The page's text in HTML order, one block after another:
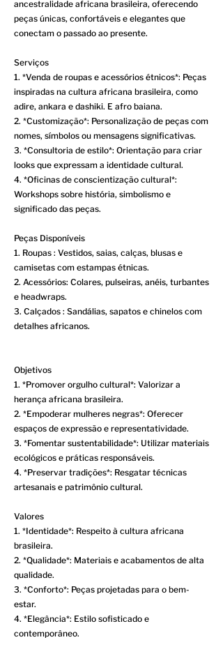
ancestralidade africana brasileira, oferecendo
peças únicas, confortáveis e elegantes que
conectam o passado ao presente.
Serviços
1. *Venda de roupas e acessórios étnicos*: Peças
inspiradas na cultura africana brasileira, como
adire, ankara e dashiki. E afro baiana.
2. *Customização*: Personalização de peças com
nomes, símbolos ou mensagens significativas.
3. *Consultoria de estilo*: Orientação para criar
looks que expressam a identidade cultural.
4. *Oficinas de conscientização cultural*:
Workshops sobre história, simbolismo e
significado das peças.
Peças Disponíveis
1. Roupas : Vestidos, saias, calças, blusas e
camisetas com estampas étnicas.
2. Acessórios: Colares, pulseiras, anéis, turbantes
e headwraps.
3. Calçados : Sandálias, sapatos e chinelos com
detalhes africanos.
Objetivos
1. *Promover orgulho cultural*: Valorizar a
herança africana brasileira.
2. *Empoderar mulheres negras*: Oferecer
espaços de expressão e representatividade.
3. *Fomentar sustentabilidade*: Utilizar materiais
ecológicos e práticas responsáveis.
4. *Preservar tradições*: Resgatar técnicas
artesanais e patrimônio cultural.
Valores
1. *Identidade*: Respeito à cultura africana
brasileira.
2. *Qualidade*: Materiais e acabamentos de alta
qualidade.
3. *Conforto*: Peças projetadas para o bem-
estar.
4. *Elegância*: Estilo sofisticado e
contemporâneo.